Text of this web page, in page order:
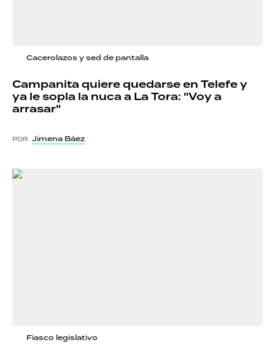
Cacerolazos y sed de pantalla
Campanita quiere quedarse en Telefe y
ya le sopla la nuca a La Tora: "Voy a
arrasar"
POR Jimena Báez
Fiasco legislativo